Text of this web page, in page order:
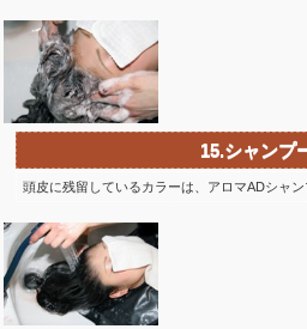
15.シャンプ
頭皮に残留しているカラーは、アロマADシャン